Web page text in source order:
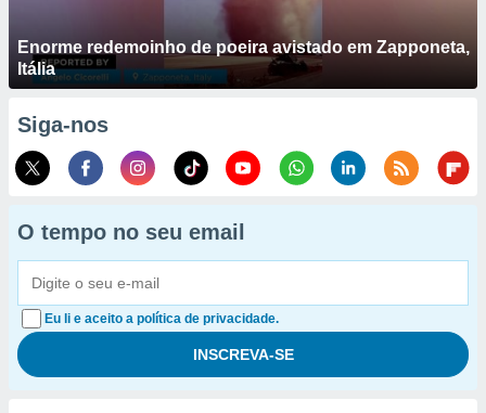
Enorme redemoinho de poeira avistado em Zapponeta,
Itália
Siga-nos
O tempo no seu email
Eu li e aceito a política de privacidade.